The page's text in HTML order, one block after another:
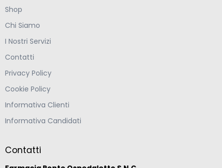
Shop
Chi Siamo
I Nostri Servizi
Contatti
Privacy Policy
Cookie Policy
Informativa Clienti
Informativa Candidati
Contatti